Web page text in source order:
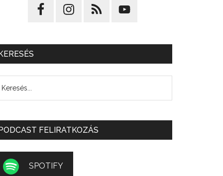
FELIRATKOZÁS
SPOTIFY